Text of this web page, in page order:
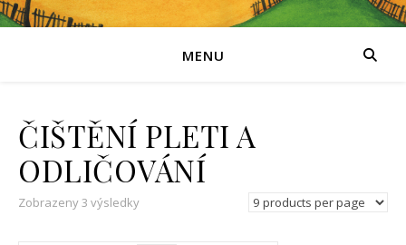
MENU
ČIŠTĚNÍ PLETI A
ODLIČOVÁNÍ
Zobrazeny 3 výsledky